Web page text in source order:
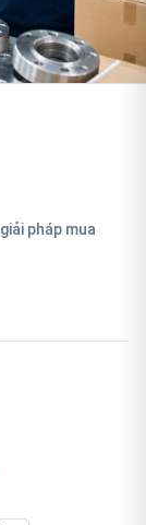
pháp mua